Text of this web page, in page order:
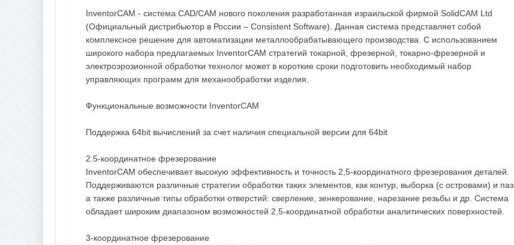
InventorCAM - система CAD/CAM нового поколения разработанная израильской фирмой SolidCAM Ltd
(Официальный дистрибьютор в России – Consistent Software). Данная система представляет собой
комплексное решение для автоматизации металлообрабатывающего производства. С использованием
широкого набора предлагаемых InventorCAM стратегий токарной, фрезерной, токарно-фрезерной и
электроэрозионной обработки технолог может в короткие сроки подготовить необходимый набор
управляющих программ для механообработки изделия.
Функциональные возможности InventorCAM
Поддержка 64bit вычислений за счет наличия специальной версии для 64bit
2.5-координатное фрезерование
InventorCAM обеспечивает высокую эффективность и точность 2,5-координатного фрезерования деталей.
Поддерживаются различные стратегии обработки таких элементов, как контур, выборка (с островами) и паз,
а также различные типы обработки отверстий: сверление, зенкерование, нарезание резьбы и др. Система
обладает широким диапазоном возможностей 2,5-координатной обработки аналитических поверхностей.
3-координатное фрезерование